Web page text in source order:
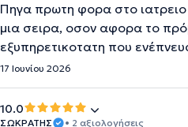
Πηγα πρωτη φορα στο ιατρειο
μια σειρα, οσον αφορα το
εξυπηρετικοτατη που
17 Ιουνίου 2026
10.0
ΣΩΚΡΑΤΗΣ • 2 αξιολογήσεις